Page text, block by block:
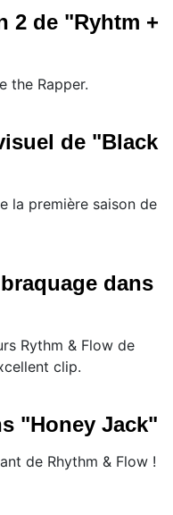
2 de "Ryhtm +
the Rapper.
de "Black
la première saison de
dans
Rythm & Flow de
clip.
"Honey Jack"
de Rhythm & Flow !